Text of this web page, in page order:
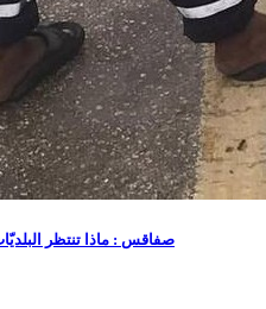
صفاقس : ماذا تنتظر